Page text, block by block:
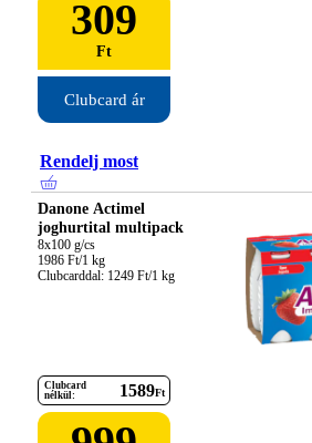
309
Ft
Clubcard ár
Rendelj most
Danone Actimel
joghurtital multipack
8x100 g/cs
1986 Ft/1 kg
Clubcarddal: 1249 Ft/1 kg
Clubcard
nélkül:
1589Ft